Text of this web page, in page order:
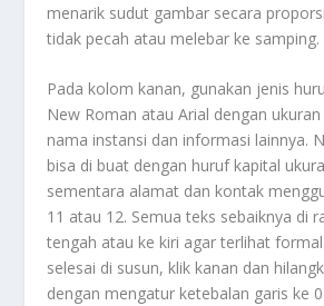
menarik sudut gambar secara
tidak pecah atau melebar ke samping.
Pada kolom kanan, gunakan jenis
New Roman atau Arial dengan
nama instansi dan informasi lainnya.
bisa di buat dengan huruf kapital
sementara alamat dan kontak
11 atau 12. Semua teks sebaiknya di
tengah atau ke kiri agar terlihat
selesai di susun, klik kanan dan
dengan mengatur ketebalan garis ke